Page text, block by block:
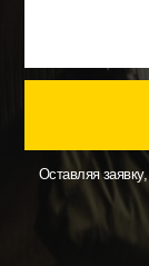
Оставляя